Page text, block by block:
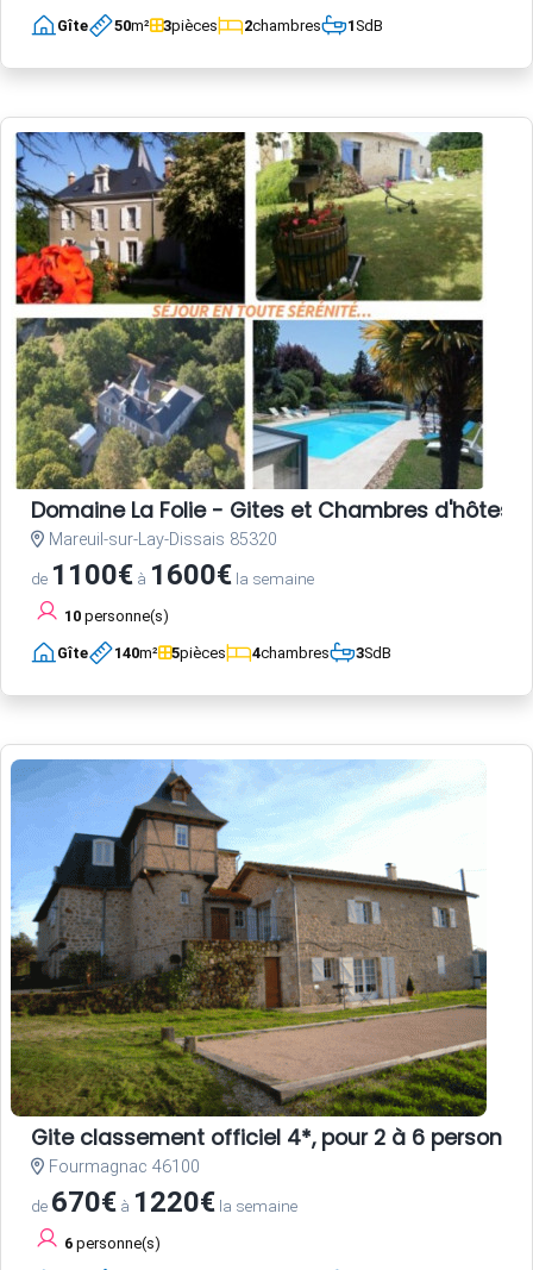
Gîte 50m² 3pièces 2chambres 1SdB
Domaine La Folie - Gites et Chambres d'hôtes à
Mareuil-sur-Lay-Dissais 85320
de 1100€ à 1600€ la semaine
10 personne(s)
Gîte 140m² 5pièces 4chambres 3SdB
Gite classement officiel 4*, pour 2 à 6
Fourmagnac 46100
de 670€ à 1220€ la semaine
6 personne(s)